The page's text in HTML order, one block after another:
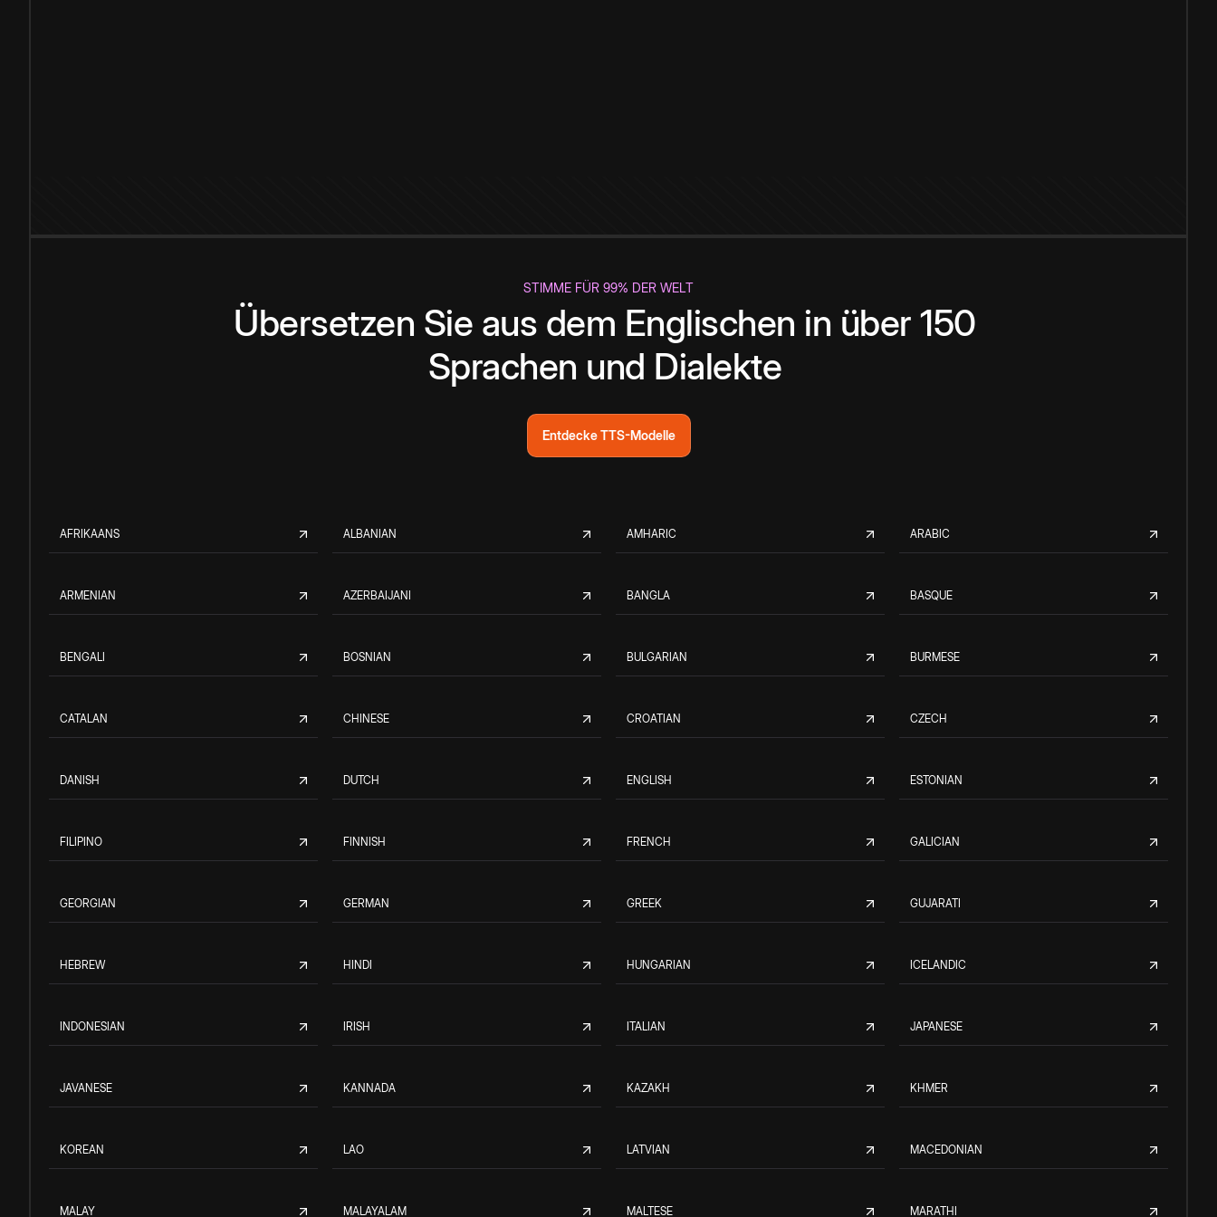
STIMME FÜR 99% DER WELT
Übersetzen Sie aus dem Englischen in über 150
Sprachen und Dialekte
Entdecke TTS-Modelle
AFRIKAANS ALBANIAN AMHARIC ARABIC
ARMENIAN AZERBAIJANI BANGLA BASQUE
BENGALI BOSNIAN BULGARIAN BURMESE
CATALAN CHINESE CROATIAN CZECH
DANISH DUTCH ENGLISH ESTONIAN
FILIPINO FINNISH FRENCH GALICIAN
GEORGIAN GERMAN GREEK GUJARATI
HEBREW HINDI HUNGARIAN ICELANDIC
INDONESIAN IRISH ITALIAN JAPANESE
JAVANESE KANNADA KAZAKH KHMER
KOREAN LAO LATVIAN MACEDONIAN
MALAY MALAYALAM MALTESE MARATHI